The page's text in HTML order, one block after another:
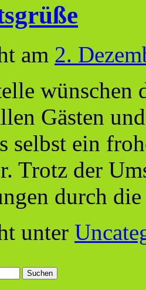
am 2.
Gästen
selbst ein
Trotz der
durch
unter